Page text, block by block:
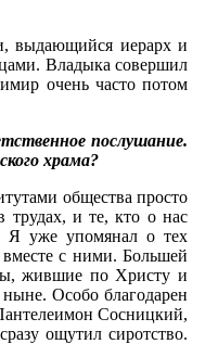
выдающийся иерарх и
Владыка совершил
очень часто потом
послушание.
храма?
общества просто
трудах, и те, кто о нас
Я уже упомянал о тех
вместе с ними. Большей
жившие по Христу и
Особо благодарен
Сосницкий,
ощутил сиротство.